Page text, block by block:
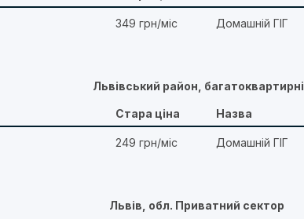
349 грн/міс Домашній ГІГ
Львівський район, багатоквартирні
Стара ціна Назва
249 грн/міс Домашній ГІГ
Львів, обл. Приватний сектор